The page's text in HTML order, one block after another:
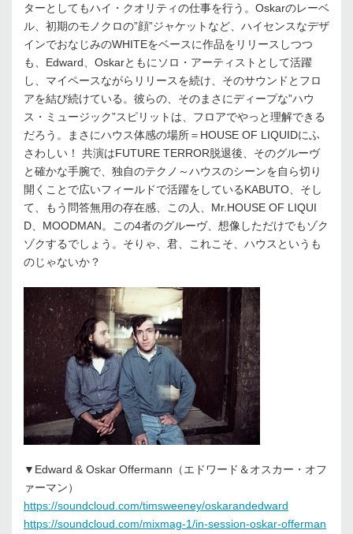
ターとしてもハイ・クオリティの仕事を行う。Oskarのレーベ
ル、初期のモノクロの”顔”ジャケットなど、ハイセンスなデザ
インでおなじみのWHITEをベースに作品をリリースしつつ
も、Edward、Oskarともにソロ・アーティストとして活躍
し、マイペースながらリリースを続け、そのサウンドとフロ
アを結び続けている。彼らの、そのまさにディープな”ハウ
ス・ミュージック”スピリットは、フロアでやっと理解できる
だろう。まさにハウス体感の場所＝HOUSE OF LIQUIDにふ
さわしい！ 共演はFUTURE TERROR脱退後、そのグルーヴ
と確かな手腕で、独自のテクノ～ハウスのシーンを自ら切り
開くことで広いフィールドで活躍をしているKABUTO、そし
て、もう問答無用の存在感、この人、Mr.HOUSE OF LIQUI
D、MOODMAN。この4者のグルーヴ、想像しただけでもゾク
ゾクするでしょう。そりゃ、君、これこそ、ハウスというも
のじゃないか？
▼Edward & Oskar Offermann（エドワード＆オスカー・オフ
ァーマン）
https://soundcloud.com/timsweeney/oskarandedward
https://soundcloud.com/mixmag-1/in-session-oskar-offerman